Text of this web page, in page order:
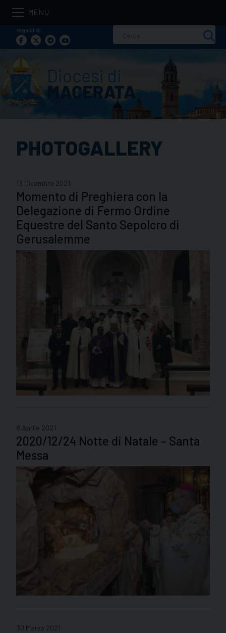
Skip
contentseguici su
per:
PHOTOGALLERY
13 Dicembre 2021
Momento di Preghiera con la
Delegazione di Fermo Ordine
Equestre del Santo Sepolcro di
Gerusalemme
8 Aprile 2021
2020/12/24 Notte di Natale – Santa
Messa
30 Marzo 2021